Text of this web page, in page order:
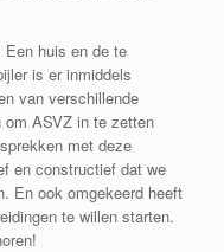
Een huis en de te
is er inmiddels
van verschillende
om ASVZ in te zetten
met deze
en constructief dat we
En ook omgekeerd heeft
te willen starten.